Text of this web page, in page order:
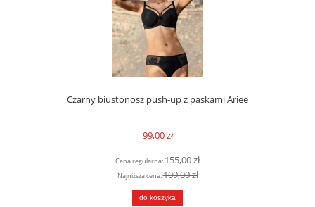
Czarny biustonosz push-up z paskami Ariee
99,00 zł
Cena regularna:155,00 zł
Najniższa cena:109,00 zł
do koszyka